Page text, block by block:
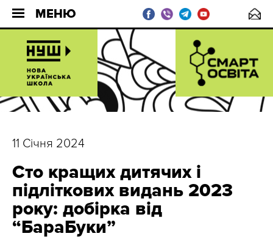
МЕНЮ
11 Січня 2024
Сто кращих дитячих і
підліткових видань 2023
року: добірка від
“БараБуки”